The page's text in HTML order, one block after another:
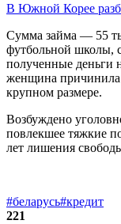
В Южной Корее
Сумма займа — 55
футбольной школы,
полученные деньги
женщина причинила
крупном размере.
Возбуждено
повлекшее тяжкие
лет лишения
#беларусь#кредит
221